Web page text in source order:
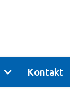
Kontakt